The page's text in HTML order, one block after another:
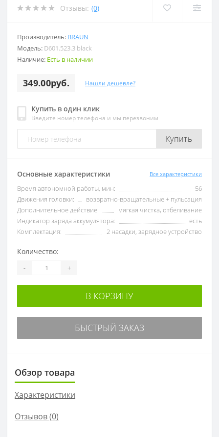
Отзывы: (0)
Производитель: BRAUN
Модель: D601.523.3 black
Наличие: Есть в наличии
349.00руб. Нашли дешевле?
Купить в один клик
Введите номер телефона и мы перезвоним
Купить
Основные характеристики Все характеристики
Время автономной работы, мин:
56
Движения головки:
возвратно-вращательные + пульсация
Дополнительное действие:
мягкая чистка, отбеливание
Индикатор заряда аккумулятора:
есть
Комплектация:
2 насадки, зарядное устройство
Количество:
- +
В КОРЗИНУ
БЫСТРЫЙ ЗАКАЗ
Обзор товара
Характеристики
Отзывов (0)